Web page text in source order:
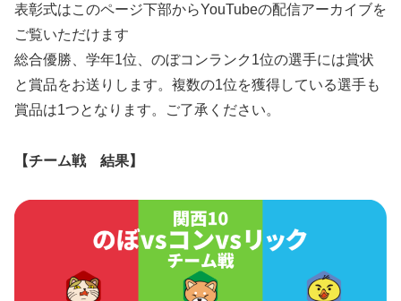
表彰式はこのページ下部からYouTubeの配信アーカイブを
ご覧いただけます
総合優勝、学年1位、のぼコンランク1位の選手には賞状
と賞品をお送りします。複数の1位を獲得している選手も
賞品は1つとなります。ご了承ください。
【チーム戦 結果】